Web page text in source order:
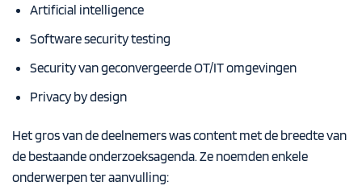
Artificial intelligence
Software security testing
Security van geconvergeerde OT/IT omgevingen
Privacy by design
Het gros van de deelnemers was content met de breedte van
de bestaande onderzoeksagenda. Ze noemden enkele
onderwerpen ter aanvulling: